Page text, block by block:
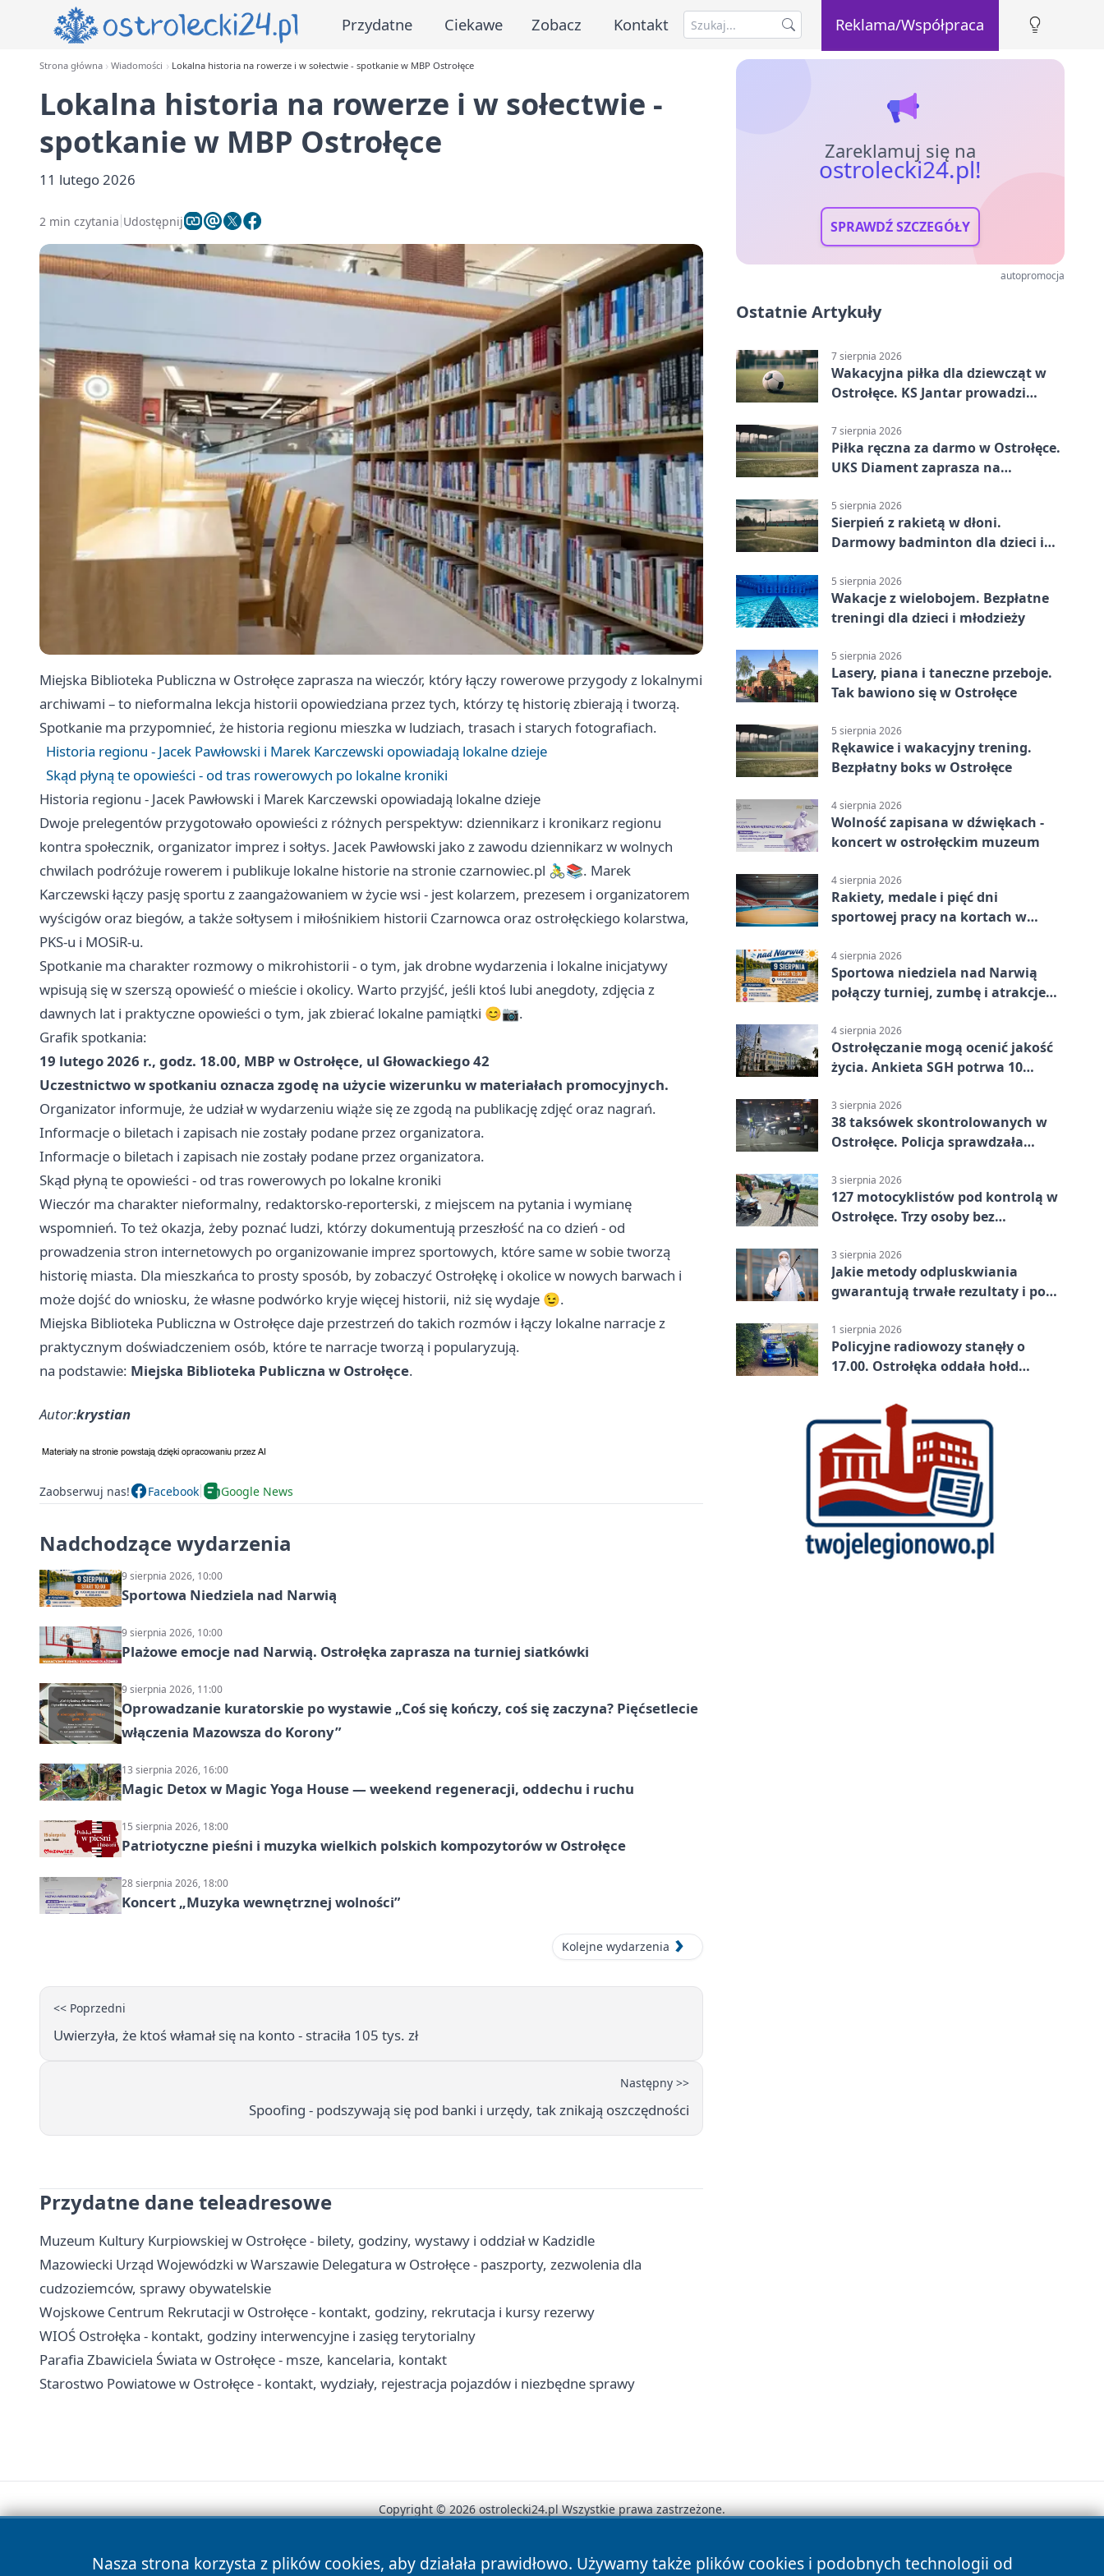
Przydatne Ciekawe Zobacz Kontakt Reklama/Współpraca
Strona główna Wiadomości Lokalna historia na rowerze i w sołectwie - spotkanie w MBP Ostrołęce
Lokalna historia na rowerze i w sołectwie -
spotkanie w MBP Ostrołęce
11 lutego 2026
2 min czytania Udostępnij
Miejska Biblioteka Publiczna w Ostrołęce zaprasza na wieczór, który łączy rowerowe przygody z lokalnymi
archiwami – to nieformalna lekcja historii opowiedziana przez tych, którzy tę historię zbierają i tworzą.
Spotkanie ma przypomnieć, że historia regionu mieszka w ludziach, trasach i starych fotografiach.
Historia regionu - Jacek Pawłowski i Marek Karczewski opowiadają lokalne dzieje
Skąd płyną te opowieści - od tras rowerowych po lokalne kroniki
Historia regionu - Jacek Pawłowski i Marek Karczewski opowiadają lokalne dzieje
Dwoje prelegentów przygotowało opowieści z różnych perspektyw: dziennikarz i kronikarz regionu
kontra społecznik, organizator imprez i sołtys. Jacek Pawłowski jako z zawodu dziennikarz w wolnych
chwilach podróżuje rowerem i publikuje lokalne historie na stronie czarnowiec.pl 🚴‍♂️📚. Marek
Karczewski łączy pasję sportu z zaangażowaniem w życie wsi - jest kolarzem, prezesem i organizatorem
wyścigów oraz biegów, a także sołtysem i miłośnikiem historii Czarnowca oraz ostrołęckiego kolarstwa,
PKS-u i MOSiR-u.
Spotkanie ma charakter rozmowy o mikrohistorii - o tym, jak drobne wydarzenia i lokalne inicjatywy
wpisują się w szerszą opowieść o mieście i okolicy. Warto przyjść, jeśli ktoś lubi anegdoty, zdjęcia z
dawnych lat i praktyczne opowieści o tym, jak zbierać lokalne pamiątki 😊📷.
Grafik spotkania:
19 lutego 2026 r., godz. 18.00, MBP w Ostrołęce, ul Głowackiego 42
Uczestnictwo w spotkaniu oznacza zgodę na użycie wizerunku w materiałach promocyjnych.
Organizator informuje, że udział w wydarzeniu wiąże się ze zgodą na publikację zdjęć oraz nagrań.
Informacje o biletach i zapisach nie zostały podane przez organizatora.
Informacje o biletach i zapisach nie zostały podane przez organizatora.
Skąd płyną te opowieści - od tras rowerowych po lokalne kroniki
Wieczór ma charakter nieformalny, redaktorsko-reporterski, z miejscem na pytania i wymianę
wspomnień. To też okazja, żeby poznać ludzi, którzy dokumentują przeszłość na co dzień - od
prowadzenia stron internetowych po organizowanie imprez sportowych, które same w sobie tworzą
historię miasta. Dla mieszkańca to prosty sposób, by zobaczyć Ostrołękę i okolice w nowych barwach i
może dojść do wniosku, że własne podwórko kryje więcej historii, niż się wydaje 😉.
Miejska Biblioteka Publiczna w Ostrołęce daje przestrzeń do takich rozmów i łączy lokalne narracje z
praktycznym doświadczeniem osób, które te narracje tworzą i popularyzują.
na podstawie: Miejska Biblioteka Publiczna w Ostrołęce.
Autor:krystian
Zaobserwuj nas! Facebook Google News
Nadchodzące wydarzenia
9 sierpnia 2026, 10:00
Sportowa Niedziela nad Narwią
9 sierpnia 2026, 10:00
Plażowe emocje nad Narwią. Ostrołęka zaprasza na turniej siatkówki
9 sierpnia 2026, 11:00
Oprowadzanie kuratorskie po wystawie „Coś się kończy, coś się zaczyna? Pięćsetlecie
włączenia Mazowsza do Korony”
13 sierpnia 2026, 16:00
Magic Detox w Magic Yoga House — weekend regeneracji, oddechu i ruchu
15 sierpnia 2026, 18:00
Patriotyczne pieśni i muzyka wielkich polskich kompozytorów w Ostrołęce
28 sierpnia 2026, 18:00
Koncert „Muzyka wewnętrznej wolności”
Kolejne wydarzenia
<< Poprzedni
Uwierzyła, że ktoś włamał się na konto - straciła 105 tys. zł
Następny >>
Spoofing - podszywają się pod banki i urzędy, tak znikają oszczędności
Przydatne dane teleadresowe
Muzeum Kultury Kurpiowskiej w Ostrołęce - bilety, godziny, wystawy i oddział w Kadzidle
Mazowiecki Urząd Wojewódzki w Warszawie Delegatura w Ostrołęce - paszporty, zezwolenia dla
cudzoziemców, sprawy obywatelskie
Wojskowe Centrum Rekrutacji w Ostrołęce - kontakt, godziny, rekrutacja i kursy rezerwy
WIOŚ Ostrołęka - kontakt, godziny interwencyjne i zasięg terytorialny
Parafia Zbawiciela Świata w Ostrołęce - msze, kancelaria, kontakt
Starostwo Powiatowe w Ostrołęce - kontakt, wydziały, rejestracja pojazdów i niezbędne sprawy
Zareklamuj się na
ostrolecki24.pl!
SPRAWDŹ SZCZEGÓŁY
autopromocja
Ostatnie Artykuły
7 sierpnia 2026
Wakacyjna piłka dla dziewcząt w
Ostrołęce. KS Jantar prowadzi
7 sierpnia 2026
Piłka ręczna za darmo w Ostrołęce.
UKS Diament zaprasza na
5 sierpnia 2026
Sierpień z rakietą w dłoni.
Darmowy badminton dla dzieci i
5 sierpnia 2026
Wakacje z wielobojem. Bezpłatne
treningi dla dzieci i młodzieży
5 sierpnia 2026
Lasery, piana i taneczne przeboje.
Tak bawiono się w Ostrołęce
5 sierpnia 2026
Rękawice i wakacyjny trening.
Bezpłatny boks w Ostrołęce
4 sierpnia 2026
Wolność zapisana w dźwiękach -
koncert w ostrołęckim muzeum
4 sierpnia 2026
Rakiety, medale i pięć dni
sportowej pracy na kortach w
4 sierpnia 2026
Sportowa niedziela nad Narwią
połączy turniej, zumbę i atrakcje
4 sierpnia 2026
Ostrołęczanie mogą ocenić jakość
życia. Ankieta SGH potrwa 10
3 sierpnia 2026
38 taksówek skontrolowanych w
Ostrołęce. Policja sprawdzała
3 sierpnia 2026
127 motocyklistów pod kontrolą w
Ostrołęce. Trzy osoby bez
3 sierpnia 2026
Jakie metody odpluskwiania
gwarantują trwałe rezultaty i po
wykonawcę?
1 sierpnia 2026
Policyjne radiowozy stanęły o
17.00. Ostrołęka oddała hołd
Nasza strona korzysta z plików cookies, aby działała prawidłowo. Używamy także plików cookies i podobnych technologii od
Copyright © 2026 ostrolecki24.pl Wszystkie prawa zastrzeżone.
News Autorzy Polityka Prywatności Polityka Cookies